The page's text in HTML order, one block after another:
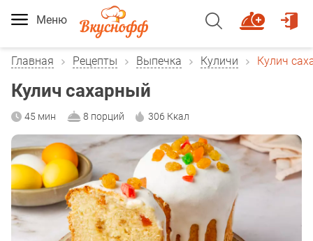
Меню
Главная Рецепты Выпечка Куличи Кулич
Кулич сахарный
45 мин 8 порций 306 Ккал